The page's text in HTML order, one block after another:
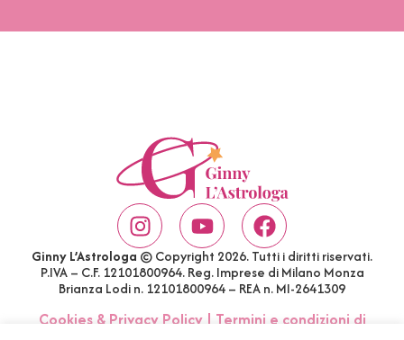
Ginny L’Astrologa © Copyright 2026. Tutti i diritti riservati.
P.IVA – C.F. 12101800964. Reg. Imprese di Milano Monza
Brianza Lodi n. 12101800964 – REA n. MI-2641309
Cookies & Privacy Policy| Termini e condizioni di